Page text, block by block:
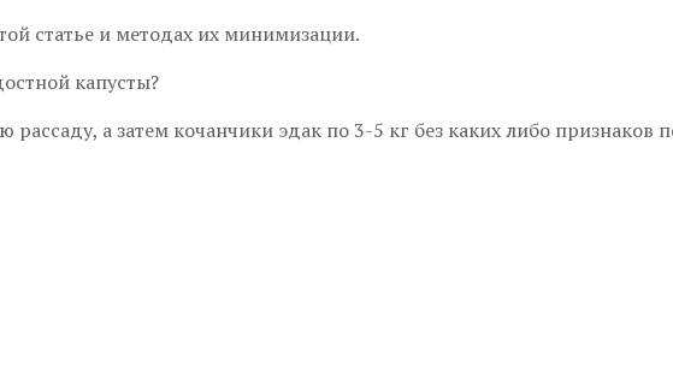
статье и методах их минимизации.
капусты?
а затем кочанчики эдак по 3-5 кг без каких либо признаков